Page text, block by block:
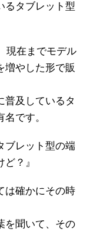
るタブレット型
現在までモデル
増やした形で販
普及しているタ
です。
ブレット型の端
？』
は確かにその時
を聞いて、その